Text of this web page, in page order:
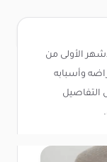
الأولى من
وأسبابه
التفاصيل
.